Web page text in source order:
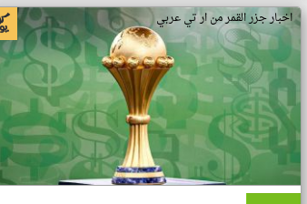
اخبار جزر القمر من ار تي عربي